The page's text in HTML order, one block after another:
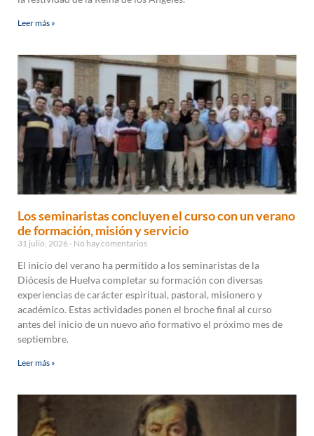
Leer más »
Los seminaristas concluyen el curso con un verano
de formación, misión y servicio
31 julio, 2026 No hay comentarios
El inicio del verano ha permitido a los seminaristas de la
Diócesis de Huelva completar su formación con diversas
experiencias de carácter espiritual, pastoral, misionero y
académico. Estas actividades ponen el broche final al curso
antes del inicio de un nuevo año formativo el próximo mes de
septiembre.
Leer más »